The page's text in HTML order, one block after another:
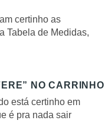
certinho as
Tabela de Medidas,
NO
está certinho em
é pra nada sair